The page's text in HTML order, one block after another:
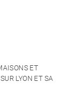
ET
LYON ET SA